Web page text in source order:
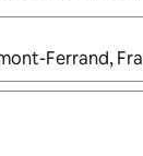
skal du